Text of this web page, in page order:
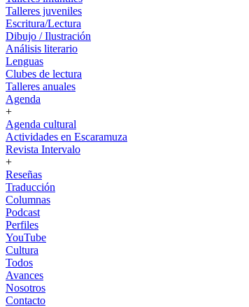
Talleres juveniles
Escritura/Lectura
Dibujo / Ilustración
Análisis literario
Lenguas
Clubes de lectura
Talleres anuales
Agenda
+
Agenda cultural
Actividades en Escaramuza
Revista Intervalo
+
Reseñas
Traducción
Columnas
Podcast
Perfiles
YouTube
Cultura
Todos
Avances
Nosotros
Contacto